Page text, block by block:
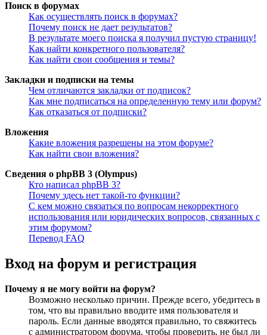
Поиск в форумах
Как осуществлять поиск в форумах?
Почему поиск не дает результатов?
В результате моего поиска я получил пустую страницу!
Как найти конкретного пользователя?
Как найти свои сообщения и темы?
Закладки и подписки на темы
Чем отличаются закладки от подписок?
Как мне подписаться на определенную тему или форум?
Как отказаться от подписки?
Вложения
Какие вложения разрешены на этом форуме?
Как найти свои вложения?
Сведения о phpBB 3 (Olympus)
Кто написал phpBB 3?
Почему здесь нет такой-то функции?
С кем можно связаться по вопросам некорректного
использования или юридических вопросов, связанных с
этим форумом?
Перевод FAQ
Вход на форум и регистрация
Почему я не могу войти на форум?
Возможно несколько причин. Прежде всего, убедитесь в
том, что вы правильно вводите имя пользователя и
пароль. Если данные вводятся правильно, то свяжитесь
с администратором форума, чтобы проверить, не был ли